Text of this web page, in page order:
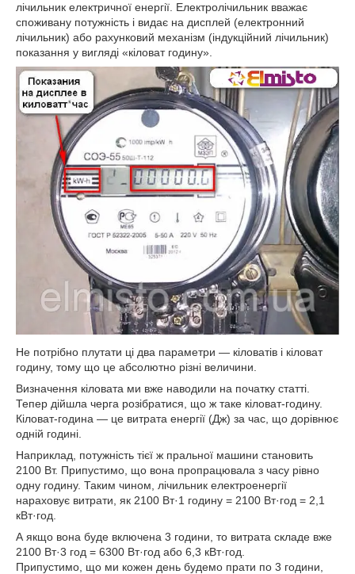
лічильник електричної енергії. Електролічильник вважає
споживану потужність і видає на дисплей (електронний
лічильник) або рахунковий механізм (індукційний лічильник)
показання у вигляді «кіловат годину».
Не потрібно плутати ці два параметри — кіловатів і кіловат
годину, тому що це абсолютно різні величини.
Визначення кіловата ми вже наводили на початку статті.
Тепер дійшла черга розібратися, що ж таке кіловат-годину.
Кіловат-година — це витрата енергії (Дж) за час, що дорівнює
одній годині.
Наприклад, потужність тієї ж пральної машини становить
2100 Вт. Припустимо, що вона пропрацювала з часу рівно
одну годину. Таким чином, лічильник електроенергії
нараховує витрати, як 2100 Вт·1 годину = 2100 Вт·год = 2,1
кВт·год.
А якщо вона буде включена 3 години, то витрата складе вже
2100 Вт·3 год = 6300 Вт·год або 6,3 кВт·год.
Припустимо, що ми кожен день будемо прати по 3 години,